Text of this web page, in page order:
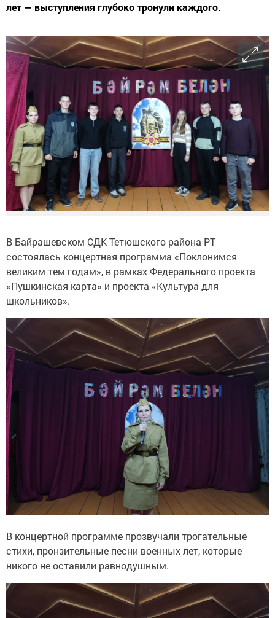
лет — выступления глубоко тронули каждого.
В Байрашевском СДК Тетюшского района РТ
состоялась концертная программа «Поклонимся
великим тем годам», в рамках Федерального проекта
«Пушкинская карта» и проекта «Культура для
школьников».
В концертной программе прозвучали трогательные
стихи, пронзительные песни военных лет, которые
никого не оставили равнодушным.